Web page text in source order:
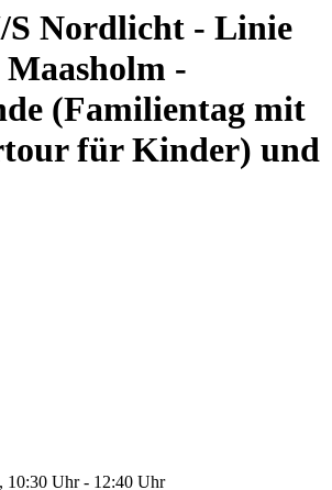
S Nordlicht - Linie
-
(Familientag mit
für Kinder) und
10:30 Uhr - 12:40 Uhr